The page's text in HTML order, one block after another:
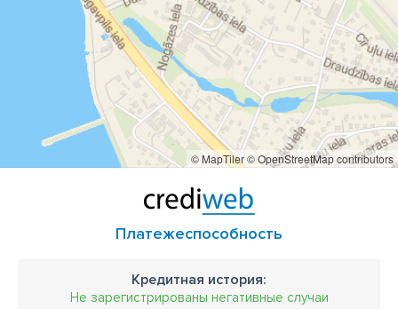
© MapTiler© OpenStreetMap contributors
Платежеспособность
Кредитная история:
Не зарегистрированы негативные случаи